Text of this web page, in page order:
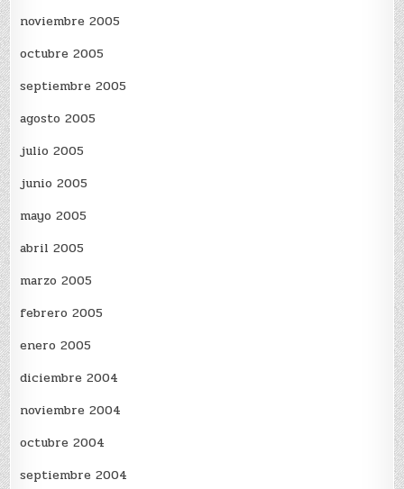
noviembre 2005
octubre 2005
septiembre 2005
agosto 2005
julio 2005
junio 2005
mayo 2005
abril 2005
marzo 2005
febrero 2005
enero 2005
diciembre 2004
noviembre 2004
octubre 2004
septiembre 2004